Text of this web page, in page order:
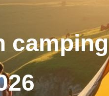
camping